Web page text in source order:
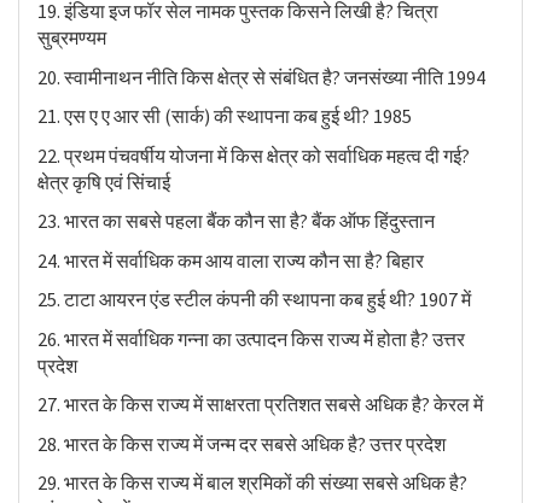
19. इंडिया इज फॉर सेल नामक पुस्तक किसने लिखी है? चित्रा
सुब्रमण्यम
20. स्वामीनाथन नीति किस क्षेत्र से संबंधित है? जनसंख्या नीति 1994
21. एस ए ए आर सी (सार्क) की स्थापना कब हुई थी? 1985
22. प्रथम पंचवर्षीय योजना में किस क्षेत्र को सर्वाधिक महत्व दी गई?
क्षेत्र कृषि एवं सिंचाई
23. भारत का सबसे पहला बैंक कौन सा है? बैंक ऑफ हिंदुस्तान
24. भारत में सर्वाधिक कम आय वाला राज्य कौन सा है? बिहार
25. टाटा आयरन एंड स्टील कंपनी की स्थापना कब हुई थी? 1907 में
26. भारत में सर्वाधिक गन्ना का उत्पादन किस राज्य में होता है? उत्तर
प्रदेश
27. भारत के किस राज्य में साक्षरता प्रतिशत सबसे अधिक है? केरल में
28. भारत के किस राज्य में जन्म दर सबसे अधिक है? उत्तर प्रदेश
29. भारत के किस राज्य में बाल श्रमिकों की संख्या सबसे अधिक है?